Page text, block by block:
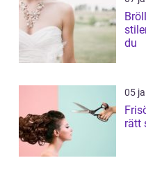
du
05
rätt